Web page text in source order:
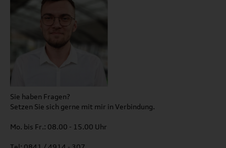
Sie haben Fragen?
Setzen Sie sich gerne mit mir in Verbindung.
Mo. bis Fr.: 08.00 - 15.00 Uhr